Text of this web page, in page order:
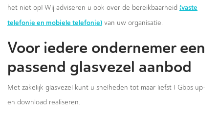
het niet op! Wij adviseren u ook over de bereikbaarheid (vaste
telefonie en mobiele telefonie) van uw organisatie.
Voor iedere ondernemer een
passend glasvezel aanbod
Met zakelijk glasvezel kunt u snelheden tot maar liefst 1 Gbps up-
en download realiseren.